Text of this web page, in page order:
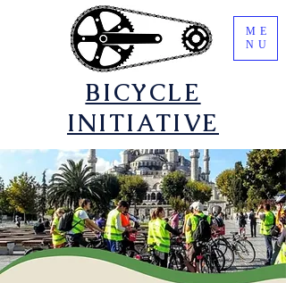
​BICYCLE
INITIATIVE
ME
NU